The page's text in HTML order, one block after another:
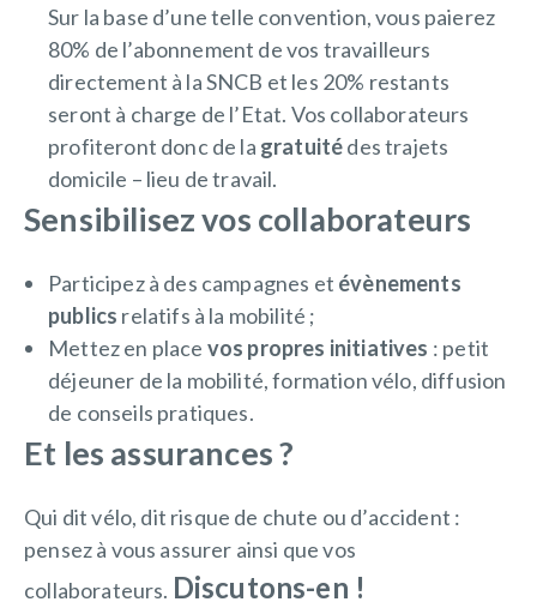
Sur la base d’une telle convention, vous paierez
80% de l’abonnement de vos travailleurs
directement à la SNCB et les 20% restants
seront à charge de l’Etat. Vos collaborateurs
profiteront donc de la gratuitédes trajets
domicile – lieu de travail.
Sensibilisez vos collaborateurs
Participez à des campagnes et évènements
publics relatifs à la mobilité ;
Mettez en place vos propres initiatives : petit
déjeuner de la mobilité, formation vélo, diffusion
de conseils pratiques.
Et les assurances ?
Qui dit vélo, dit risque de chute ou d’accident :
pensez à vous assurer ainsi que vos
collaborateurs. Discutons-en !